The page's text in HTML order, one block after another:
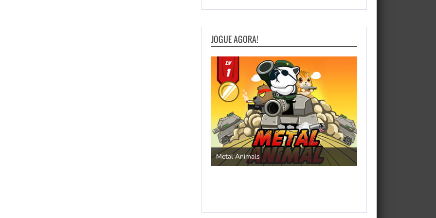
JOGUE AGORA!
Metal Animals